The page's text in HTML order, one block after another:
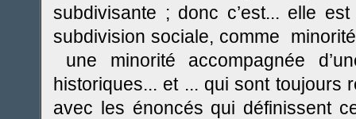
subdivisante ; donc c’est... elle
subdivision sociale, comme
une minorité accompagnée
historiques... et ... qui sont toujours
avec les énoncés qui définissent